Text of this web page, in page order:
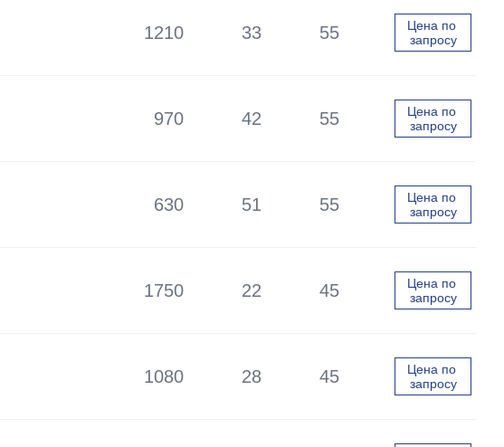
1210 33 55
Цена по
запросу
970 42 55
Цена по
запросу
630 51 55
Цена по
запросу
1750 22 45
Цена по
запросу
1080 28 45
Цена по
запросу